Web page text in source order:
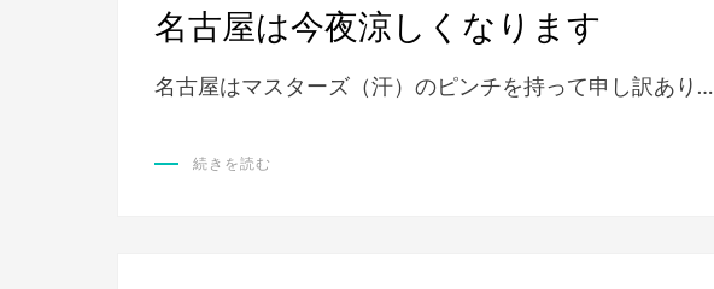
稿
日:
名古屋は今夜涼しくなります
名古屋はマスターズ（汗）のピンチを持って申し訳あり…
続きを読む